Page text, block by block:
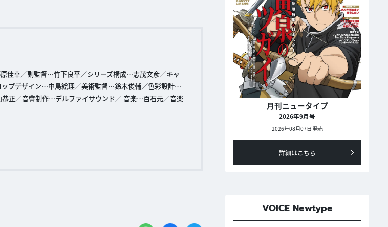
佳幸／副監督…竹下良平／シリーズ構成…志茂文彦／キャ
プデザイン…中島絵理／美術監督…鈴木俊輔／色彩設計…
正／音響制作…デルファイサウンド／ 音楽…百石元／音楽
月刊ニュータイプ
2026年9月号
2026年08月07日 発売
詳細はこちら
VOICE Newtype